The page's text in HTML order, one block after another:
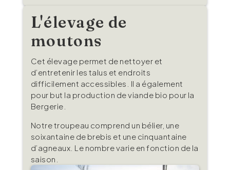
L'élevage de
moutons
Cet élevage permet de nettoyer et
d’entretenir les talus et endroits
difficilement accessibles. Il a également
pour but la production de viande bio pour la
Bergerie.
Notre troupeau comprend un bélier, une
soixantaine de brebis et une cinquantaine
d’agneaux. Le nombre varie en fonction de la
saison.